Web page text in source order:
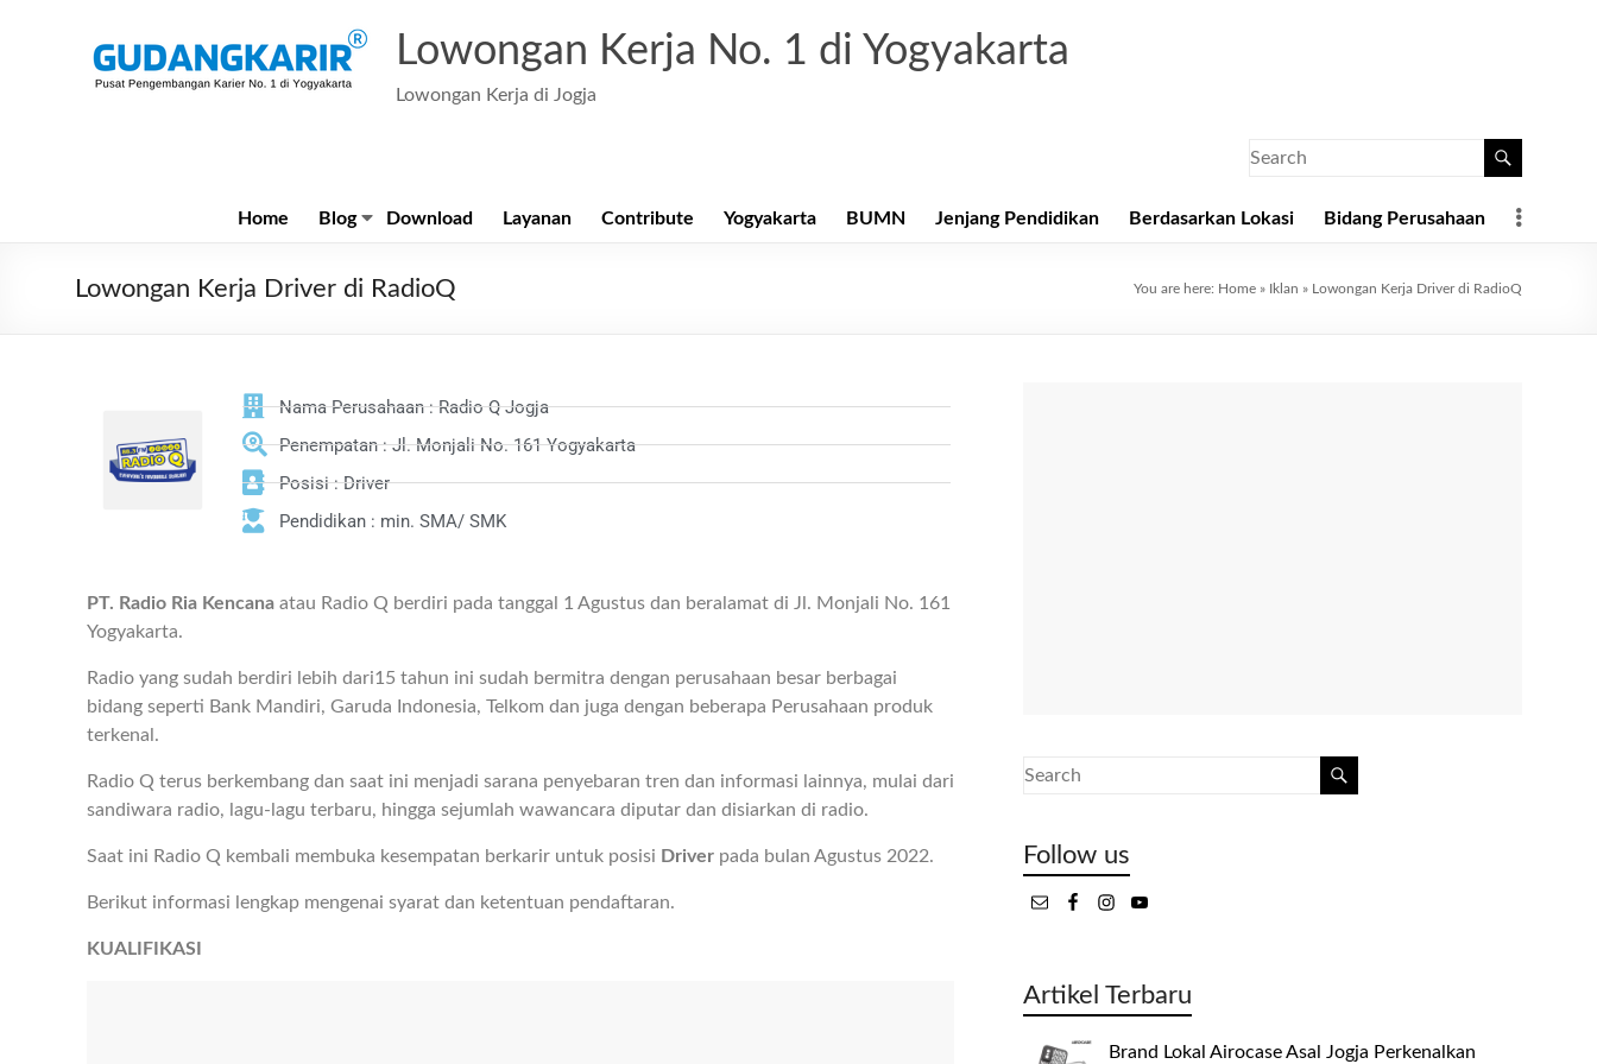
Lowongan Kerja No. 1 di Yogyakarta
Lowongan Kerja di Jogja
Home Blog Download Layanan Contribute Yogyakarta BUMN Jenjang Pendidikan Berdasarkan Lokasi Bidang Perusahaan
Lowongan Kerja Driver di RadioQ You are here: Home » Iklan » Lowongan Kerja Driver di RadioQ
Nama Perusahaan : Radio Q Jogja
Penempatan : Jl. Monjali No. 161 Yogyakarta
Posisi : Driver
Pendidikan : min. SMA/ SMK
PT. Radio Ria Kencana atau Radio Q berdiri pada tanggal 1 Agustus dan beralamat di Jl. Monjali No. 161
Yogyakarta.
Radio yang sudah berdiri lebih dari15 tahun ini sudah bermitra dengan perusahaan besar berbagai
bidang seperti Bank Mandiri, Garuda Indonesia, Telkom dan juga dengan beberapa Perusahaan produk
terkenal.
Radio Q terus berkembang dan saat ini menjadi sarana penyebaran tren dan informasi lainnya, mulai dari
sandiwara radio, lagu-lagu terbaru, hingga sejumlah wawancara diputar dan disiarkan di radio.
Saat ini Radio Q kembali membuka kesempatan berkarir untuk posisi Driver pada bulan Agustus 2022.
Berikut informasi lengkap mengenai syarat dan ketentuan pendaftaran.
KUALIFIKASI
Follow us
Artikel Terbaru
Brand Lokal Airocase Asal Jogja Perkenalkan